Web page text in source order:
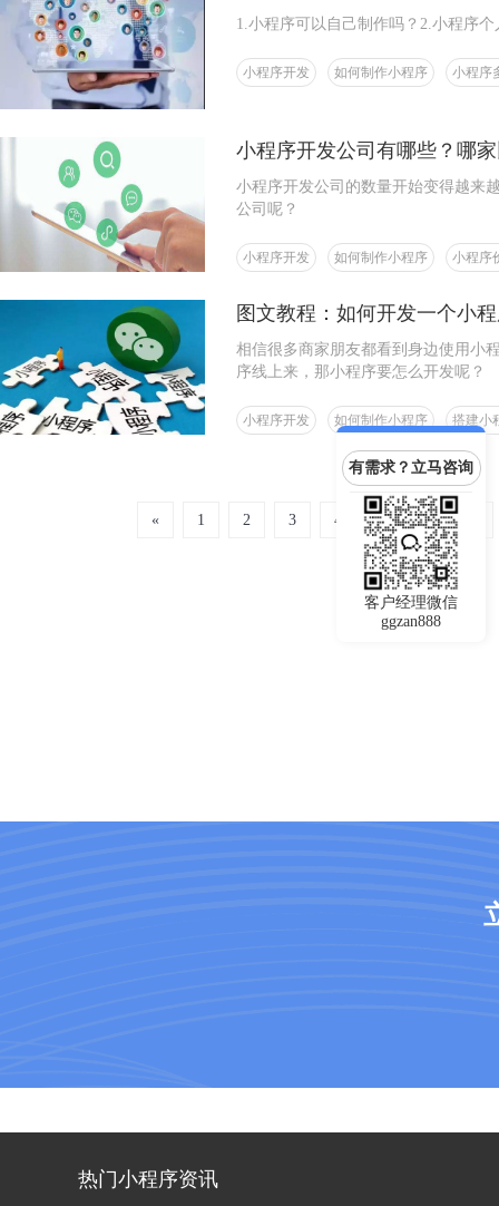
1.小程序可以自己制作吗？2.小程序
小程序开发 如何制作小程序 小程序
小程序开发公司有哪些？哪
小程序开发公司的数量开始变得越来
公司呢？
小程序开发 如何制作小程序 小程序
图文教程：如何开发一个小
相信很多商家朋友都看到身边使用小
序线上来，那小程序要怎么开发呢？
小程序开发 如何制作小程序 搭建小
« 1 2 3 4 5 6
有需求？立马咨询
客户经理微信
ggzan888
热门小程序资讯